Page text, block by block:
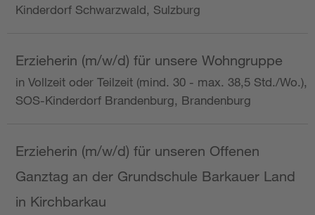
Kinderdorf Schwarzwald, Sulzburg
Erzieherin (m/w/d) für unsere Wohngruppe
in Vollzeit oder Teilzeit (mind. 30 - max. 38,5 Std./Wo.),
SOS-Kinderdorf Brandenburg, Brandenburg
Erzieherin (m/w/d) für unseren Offenen
Ganztag an der Grundschule Barkauer Land
in Kirchbarkau